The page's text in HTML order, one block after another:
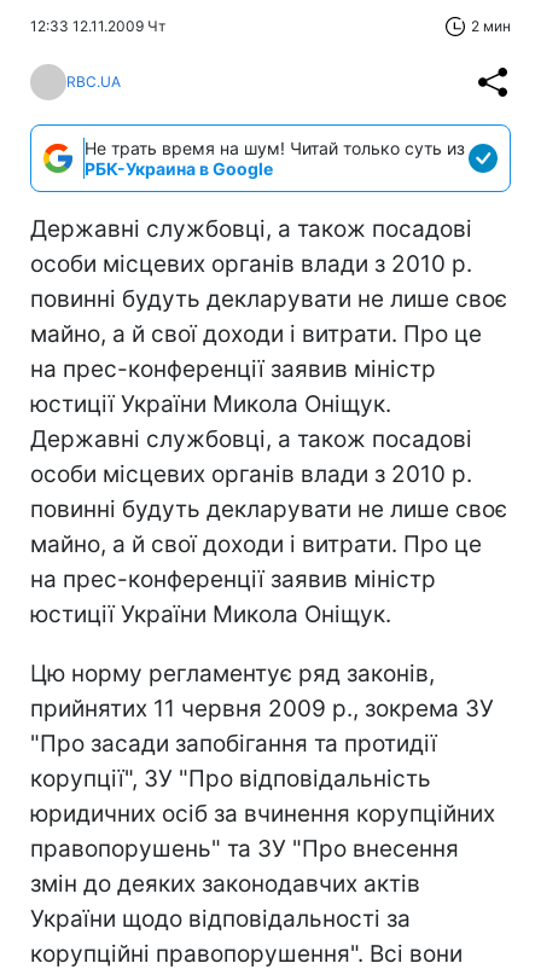
12:33 12.11.2009 Чт 2 мин
RBC.UA
Не трать время на шум! Читай только суть из
РБК-Украина в Google
Державні службовці, а також посадові
особи місцевих органів влади з 2010 р.
повинні будуть декларувати не лише своє
майно, а й свої доходи і витрати. Про це
на прес-конференції заявив міністр
юстиції України Микола Оніщук.
Державні службовці, а також посадові
особи місцевих органів влади з 2010 р.
повинні будуть декларувати не лише своє
майно, а й свої доходи і витрати. Про це
на прес-конференції заявив міністр
юстиції України Микола Оніщук.
Цю норму регламентує ряд законів,
прийнятих 11 червня 2009 р., зокрема ЗУ
"Про засади запобігання та протидії
корупції", ЗУ "Про відповідальність
юридичних осіб за вчинення корупційних
правопорушень" та ЗУ "Про внесення
змін до деяких законодавчих актів
України щодо відповідальності за
корупційні правопорушення". Всі вони